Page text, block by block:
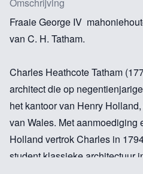
Fraaie George IV
van C. H. Tatham.
Charles Heathcote Tatham
architect die op
het kantoor van Henry
van Wales. Met aanmoediging
Holland vertrok Charles in
student klassieke architectuur